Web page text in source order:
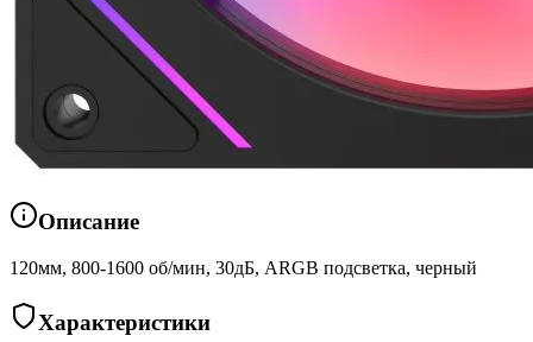
Описание
120мм, 800-1600 об/мин, 30дБ, ARGB подсветка, черный
Характеристики